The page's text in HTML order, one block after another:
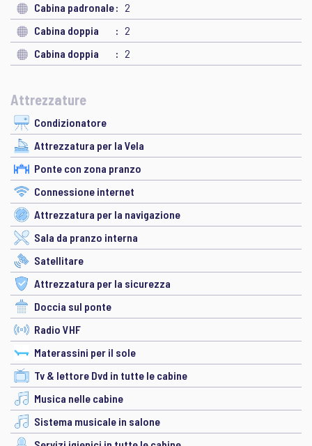
Cabina padronale
2
Cabina doppia
2
Cabina doppia
2
Attrezzature
Condizionatore
Attrezzatura per la Vela
Ponte con zona pranzo
Connessione internet
Attrezzatura per la navigazione
Sala da pranzo interna
Satellitare
Attrezzatura per la sicurezza
Doccia sul ponte
Radio VHF
Materassini per il sole
Tv & lettore Dvd in tutte le cabine
Musica nelle cabine
Sistema musicale in salone